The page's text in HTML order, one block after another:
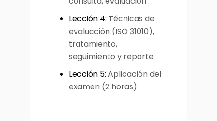
Lección 4: Técnicas de
evaluación (ISO 31010),
tratamiento,
seguimiento y reporte
Lección 5: Aplicación del
examen (2 horas)